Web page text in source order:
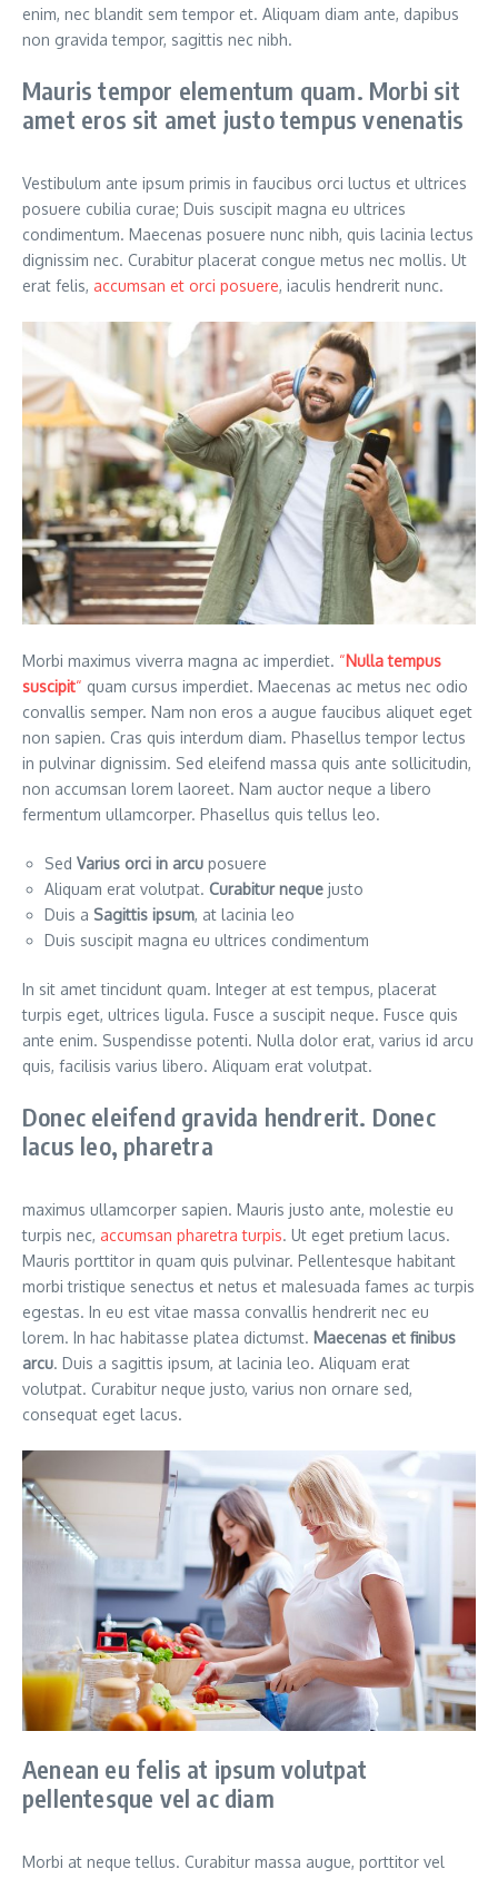
enim, nec blandit sem tempor et. Aliquam diam ante, dapibus
non gravida tempor, sagittis nec nibh.
Mauris tempor elementum quam. Morbi sit
amet eros sit amet justo tempus venenatis
Vestibulum ante ipsum primis in faucibus orci luctus et ultrices
posuere cubilia curae; Duis suscipit magna eu ultrices
condimentum. Maecenas posuere nunc nibh, quis lacinia lectus
dignissim nec. Curabitur placerat congue metus nec mollis. Ut
erat felis, accumsan et orci posuere, iaculis hendrerit nunc.
Morbi maximus viverra magna ac imperdiet. “Nulla tempus
suscipit“ quam cursus imperdiet. Maecenas ac metus nec odio
convallis semper. Nam non eros a augue faucibus aliquet eget
non sapien. Cras quis interdum diam. Phasellus tempor lectus
in pulvinar dignissim. Sed eleifend massa quis ante sollicitudin,
non accumsan lorem laoreet. Nam auctor neque a libero
fermentum ullamcorper. Phasellus quis tellus leo.
Sed Varius orci in arcu posuere
Aliquam erat volutpat. Curabitur neque justo
Duis a Sagittis ipsum, at lacinia leo
Duis suscipit magna eu ultrices condimentum
In sit amet tincidunt quam. Integer at est tempus, placerat
turpis eget, ultrices ligula. Fusce a suscipit neque. Fusce quis
ante enim. Suspendisse potenti. Nulla dolor erat, varius id arcu
quis, facilisis varius libero. Aliquam erat volutpat.
Donec eleifend gravida hendrerit. Donec
lacus leo, pharetra
maximus ullamcorper sapien. Mauris justo ante, molestie eu
turpis nec, accumsan pharetra turpis. Ut eget pretium lacus.
Mauris porttitor in quam quis pulvinar. Pellentesque habitant
morbi tristique senectus et netus et malesuada fames ac turpis
egestas. In eu est vitae massa convallis hendrerit nec eu
lorem. In hac habitasse platea dictumst. Maecenas et finibus
arcu. Duis a sagittis ipsum, at lacinia leo. Aliquam erat
volutpat. Curabitur neque justo, varius non ornare sed,
consequat eget lacus.
Aenean eu felis at ipsum volutpat
pellentesque vel ac diam
Morbi at neque tellus. Curabitur massa augue, porttitor vel